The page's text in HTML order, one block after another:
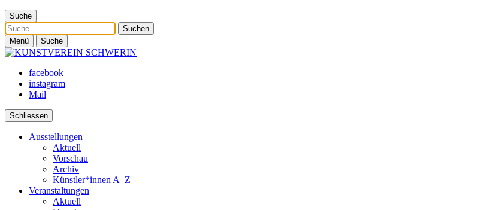
Suche
Suche
Menü Suche
facebook
instagram
Mail
Schliessen
Ausstellungen
Aktuell
Vorschau
Archiv
Künstler*innen A–Z
Veranstaltungen
Aktuell